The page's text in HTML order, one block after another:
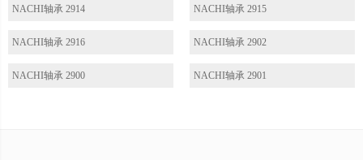
NACHI轴承 2914 NACHI轴承 2915
NACHI轴承 2916 NACHI轴承 2902
NACHI轴承 2900 NACHI轴承 2901